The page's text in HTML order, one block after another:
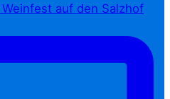
auf den Salzhof